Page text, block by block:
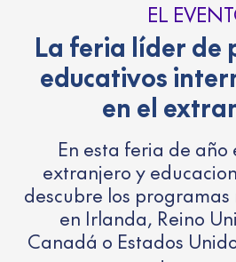
EL
La feria líder de
educativos
en el
En esta feria de año
extranjero y
descubre los
en Irlanda, Reino
Canadá o Estados